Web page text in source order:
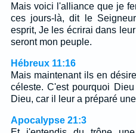
Mais voici l'alliance que je
ces jours-là, dit le
esprit, Je les écrirai dans
seront mon peuple.
Hébreux 11:16
Mais maintenant ils en
céleste. C'est pourquoi
Dieu, car il leur a préparé
Apocalypse 21:3